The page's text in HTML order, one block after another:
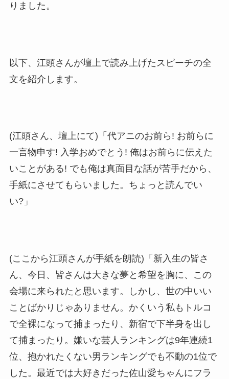
りました。
以下、江頭さんが壇上で読み上げたスピーチの全
文を紹介します。
(江頭さん、壇上にて)「代アニのお前ら! お前らに
一言物申す! 入学おめでとう! 俺はお前らに伝えた
いことがある! でも俺は真面目な話が苦手だから、
手紙にさせてもらいました。ちょっと読んでい
い?」
(ここから江頭さんが手紙を朗読)「新入生の皆さ
ん、今日、皆さんは大きな夢と希望を胸に、この
会場に来られたと思います。しかし、世の中いい
ことばかりじゃありません。かくいう私もトルコ
で全裸になって捕まったり、新宿で下半身を出し
て捕まったり。嫌いな芸人ランキングは9年連続1
位、抱かれたくない男ランキングでも不動の1位で
した。最近では大好きだった佐山愛ちゃんにフラ